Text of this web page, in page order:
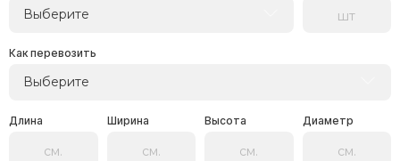
Выберите
Как перевозить
Выберите
Длина Ширина Высота Диаметр